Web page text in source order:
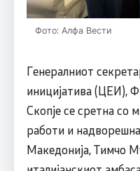
Фото: Алфа Вести
Генералниот
иницијатива (ЦЕИ),
Скопје се сретна со
работи и
Македонија, Тимчо